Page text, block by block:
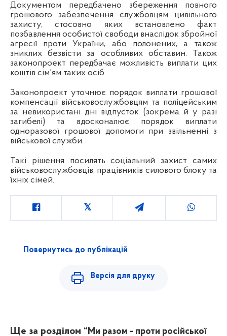
Документом передбачено збереження повного
грошового забезпечення службовцям цивільного
захисту, стосовно яких встановлено факт
позбавлення особистої свободи внаслідок збройної
агресії проти України, або полонених, а також
зниклих безвісти за особливих обставин. Також
законопроект передбачає можливість виплати цих
коштів сім'ям таких осіб.
Законопроект уточнює порядок виплати грошової
компенсації військовослужбовцям та поліцейським
за невикористані дні відпусток (зокрема й у разі
загибелі) та вдосконалює порядок виплати
одноразової грошової допомоги при звільненні з
військової служби.
Такі рішення посилять соціальний захист самих
військовослужбовців, працівників силового блоку та
їхніх сімей.
Повернутись до публікацій
Версія для друку
Ще за розділом “Ми разом - проти російської